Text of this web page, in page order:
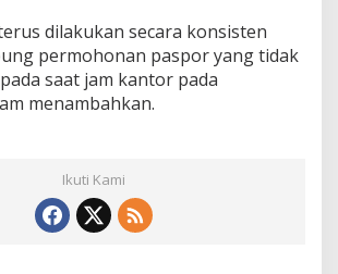
dilakukan secara konsisten
permohonan paspor yang tidak
saat jam kantor pada
menambahkan.
Ikuti Kami